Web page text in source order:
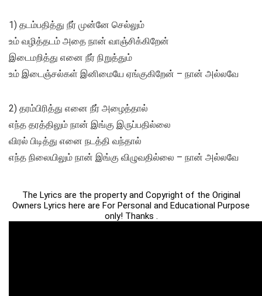
1) தடம்பதித்து நீர் முன்னே செல்லும்
உம் வழித்தடம் அதை நான் வாஞ்சிக்கிறேன்
இடைமறித்து எனை நீர் நிறுத்தும்
உம் இடைஞ்சல்கள் இனிமையே ஏங்குகிறேன் – நான் அல்லவே
2) தரம்பிரித்து எனை நீர் அழைத்தால்
எந்த தரத்திலும் நான் இங்கு இருப்பதில்லை
விரல் பிடித்து எனை நடத்தி வந்தால்
எந்த நிலையிலும் நான் இங்கு விழுவதில்லை – நான் அல்லவே
The Lyrics are the property and Copyright of the Original
Owners Lyrics here are For Personal and Educational Purpose
only! Thanks .